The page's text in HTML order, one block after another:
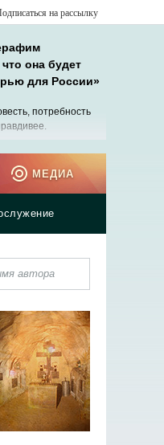
на рассылку
она будет
для России»
потребность
МЕДИА